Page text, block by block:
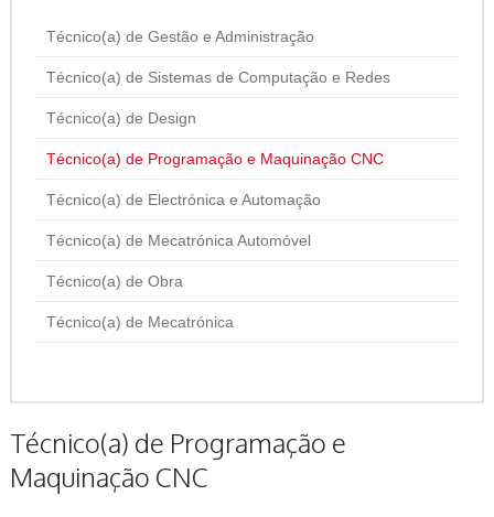
Técnico(a) de Gestão e Administração
Técnico(a) de Sistemas de Computação e Redes
Técnico(a) de Design
Técnico(a) de Programação e Maquinação CNC
Técnico(a) de Electrónica e Automação
Técnico(a) de Mecatrónica Automóvel
Técnico(a) de Obra
Técnico(a) de Mecatrónica
Técnico(a) de Programação e
Maquinação CNC